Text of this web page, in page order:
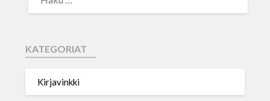
KATEGORIAT
Kirjavinkki